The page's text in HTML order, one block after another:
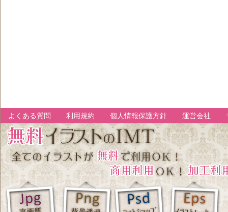
よくある質問 利用規約 個人情報保護方針 運営会社